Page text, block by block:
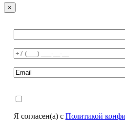
×
Я согласен(а) с Политикой